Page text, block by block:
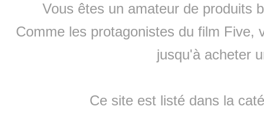
Vous êtes un amateur de produits
Comme les protagonistes du film Five,
jusqu'à acheter
Ce site est listé dans la